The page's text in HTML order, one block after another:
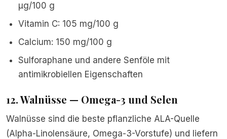
µg/100 g
Vitamin C: 105 mg/100 g
Calcium: 150 mg/100 g
Sulforaphane und andere Senföle mit
antimikrobiellen Eigenschaften
12. Walnüsse — Omega-3 und Selen
Walnüsse sind die beste pflanzliche ALA-Quelle
(Alpha-Linolensäure, Omega-3-Vorstufe) und liefern